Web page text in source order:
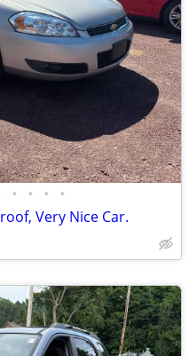
• • • •
Very Nice Car.